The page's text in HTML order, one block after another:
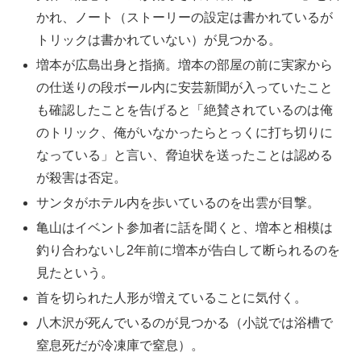
かれ、ノート（ストーリーの設定は書かれているが
トリックは書かれていない）が見つかる。
増本が広島出身と指摘。増本の部屋の前に実家から
の仕送りの段ボール内に安芸新聞が入っていたこと
も確認したことを告げると「絶賛されているのは俺
のトリック、俺がいなかったらとっくに打ち切りに
なっている」と言い、脅迫状を送ったことは認める
が殺害は否定。
サンタがホテル内を歩いているのを出雲が目撃。
亀山はイベント参加者に話を聞くと、増本と相模は
釣り合わないし2年前に増本が告白して断られるのを
見たという。
首を切られた人形が増えていることに気付く。
八木沢が死んでいるのが見つかる（小説では浴槽で
窒息死だが冷凍庫で窒息）。